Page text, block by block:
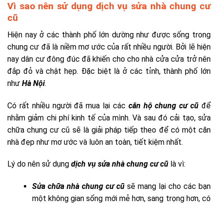
Vì sao nên sử dụng dịch vụ sửa nhà chung cư
cũ
Hiện nay ở các thành phố lớn dường như được sống trong
chung cư đã là niềm mơ ước của rất nhiều người. Bởi lẽ hiện
nay dân cư đông đúc đã khiến cho cho nhà cửa cửa trở nên
đắp đỏ và chật hẹp. Đặc biệt là ở các tỉnh, thành phố lớn
như Hà Nội.
Có rất nhiều người đã mua lại các căn hộ chung cư cũ để
nhằm giảm chi phí kinh tế của mình. Và sau đó cải tạo, sửa
chữa chung cư cũ sẽ là giải pháp tiếp theo để có một căn
nhà đẹp như mơ ước và luôn an toàn, tiết kiệm nhất.
Lý do nên sử dụng dịch vụ sửa nhà chung cư cũ là vì:
Sửa chữa nhà chung cư cũsẽ mang lại cho các bạn
một không gian sống mới mẻ hơn, sang trọng hơn, có